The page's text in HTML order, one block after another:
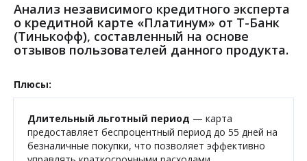
Анализ независимого кредитного эксперта
о кредитной карте «Платинум» от Т-Банк
(Тинькофф), составленный на основе
отзывов пользователей данного продукта.
Плюсы:
Длительный льготный период — карта
предоставляет беспроцентный период до 55 дней на
безналичные покупки, что позволяет эффективно